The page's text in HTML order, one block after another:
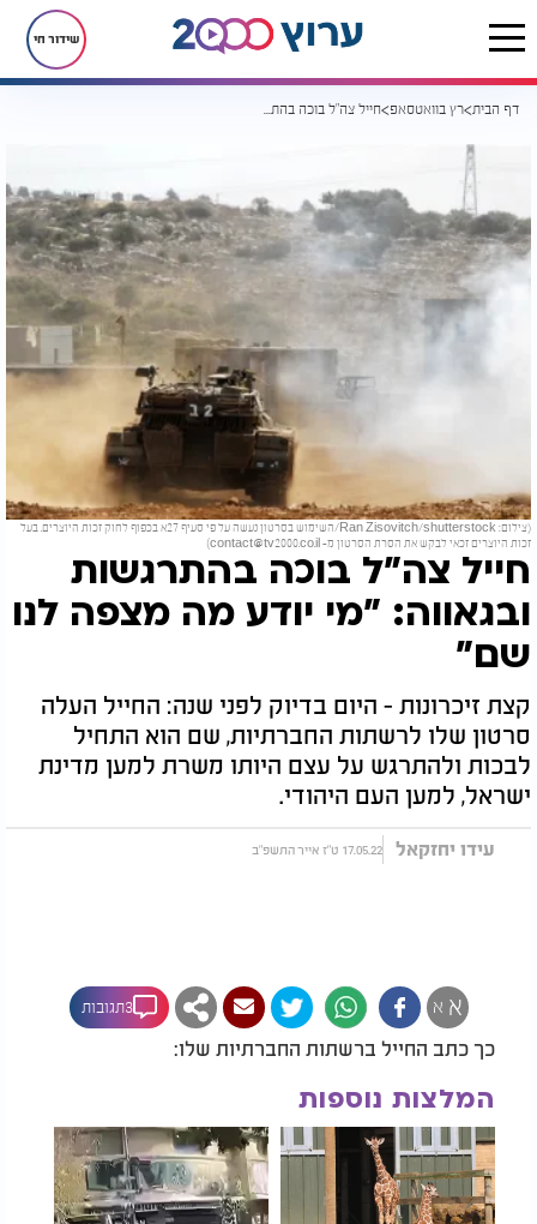
שידור חי
דף הבית רץ בוואטסאפ חייל צה"ל בוכה בהתרגשות ובגאווה: "מי יודע מה מצפה לנו שם"
(צילום: Ran Zisovitch/shutterstock/השימוש בסרטון נעשה על פי סעיף 27א בכפוף לחוק זכות היוצרים. בעל
זכות היוצרים זכאי לבקש את הסרת הסרטון מ-contact@tv2000.co.il
)
חייל צה"ל בוכה בהתרגשות
ובגאווה: "מי יודע מה מצפה לנו
שם"
קצת זיכרונות - היום בדיוק לפני שנה: החייל העלה
סרטון שלו לרשתות החברתיות, שם הוא התחיל
לבכות ולהתרגש על עצם היותו משרת למען מדינת
ישראל, למען העם היהודי.
עידו יחזקאל 17.05.22 ט"ז אייר התשפ"ב
א א 3תגובות
כך כתב החייל ברשתות החברתיות שלו:
המלצות נוספות